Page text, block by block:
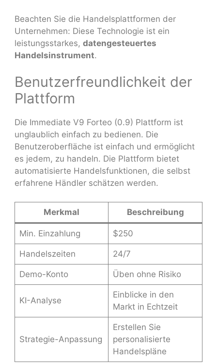
Beachten Sie die Handelsplattformen der
Unternehmen: Diese Technologie ist ein
leistungsstarkes, datengesteuertes
Handelsinstrument.
Benutzerfreundlichkeit der
Plattform
Die Immediate V9 Forteo (0.9) Plattform ist
unglaublich einfach zu bedienen. Die
Benutzeroberfläche ist einfach und ermöglicht
es jedem, zu handeln. Die Plattform bietet
automatisierte Handelsfunktionen, die selbst
erfahrene Händler schätzen werden.
Merkmal Beschreibung
Min. Einzahlung $250
Handelszeiten 24/7
Demo-Konto Üben ohne Risiko
KI-Analyse
Einblicke in den
Markt in Echtzeit
Strategie-Anpassung
Erstellen Sie
personalisierte
Handelspläne